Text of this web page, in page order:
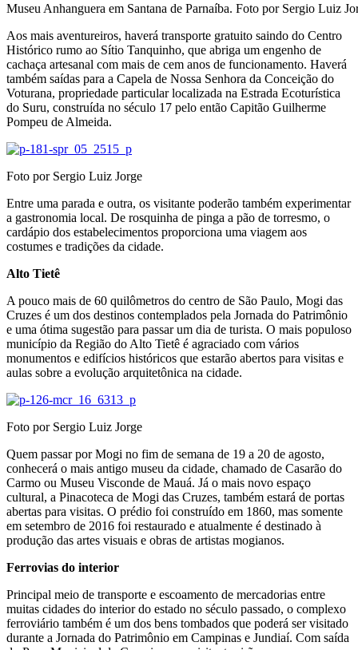
Museu Anhanguera em Santana de Parnaíba. Foto por Sergio Luiz
Aos mais aventureiros, haverá transporte gratuito saindo do Centro
Histórico rumo ao Sítio Tanquinho, que abriga um engenho de
cachaça artesanal com mais de cem anos de funcionamento. Haverá
também saídas para a Capela de Nossa Senhora da Conceição do
Voturana, propriedade particular localizada na Estrada Ecoturística
do Suru, construída no século 17 pelo então Capitão Guilherme
Pompeu de Almeida.
Foto por Sergio Luiz Jorge
Entre uma parada e outra, os visitante poderão também experimentar
a gastronomia local. De rosquinha de pinga a pão de torresmo, o
cardápio dos estabelecimentos proporciona uma viagem aos
costumes e tradições da cidade.
Alto Tietê
A pouco mais de 60 quilômetros do centro de São Paulo, Mogi das
Cruzes é um dos destinos contemplados pela Jornada do Patrimônio
e uma ótima sugestão para passar um dia de turista. O mais populoso
município da Região do Alto Tietê é agraciado com vários
monumentos e edifícios históricos que estarão abertos para visitas e
aulas sobre a evolução arquitetônica na cidade.
Foto por Sergio Luiz Jorge
Quem passar por Mogi no fim de semana de 19 a 20 de agosto,
conhecerá o mais antigo museu da cidade, chamado de Casarão do
Carmo ou Museu Visconde de Mauá. Já o mais novo espaço
cultural, a Pinacoteca de Mogi das Cruzes, também estará de portas
abertas para visitas. O prédio foi construído em 1860, mas somente
em setembro de 2016 foi restaurado e atualmente é destinado à
produção das artes visuais e obras de artistas mogianos.
Ferrovias do interior
Principal meio de transporte e escoamento de mercadorias entre
muitas cidades do interior do estado no século passado, o complexo
ferroviário também é um dos bens tombados que poderá ser visitado
durante a Jornada do Patrimônio em Campinas e Jundiaí. Com saída